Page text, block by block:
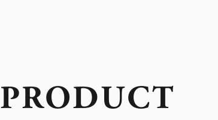
PRODUCT